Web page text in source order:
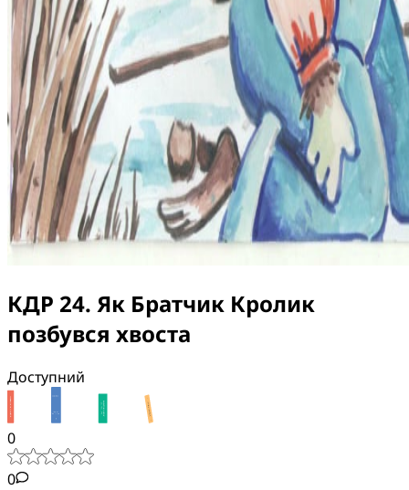
КДР 24. Як Братчик Кролик
позбувся хвоста
Доступний
0
0